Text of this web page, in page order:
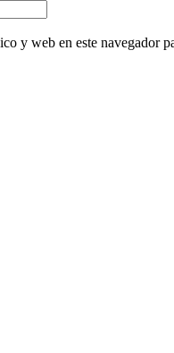
y web en este navegador